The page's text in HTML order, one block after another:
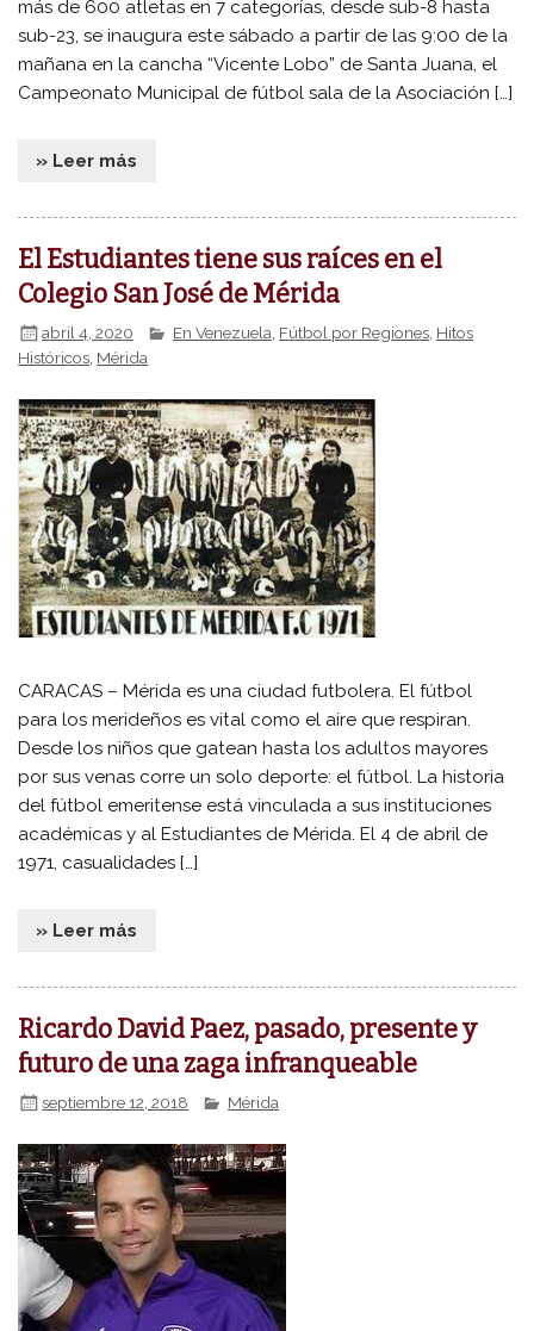
más de 600 atletas en 7 categorías, desde sub-8 hasta
sub-23, se inaugura este sábado a partir de las 9:00 de la
mañana en la cancha “Vicente Lobo” de Santa Juana, el
Campeonato Municipal de fútbol sala de la Asociación […]
» Leer más
El Estudiantes tiene sus raíces en el
Colegio San José de Mérida
abril 4, 2020 En Venezuela Fútbol por Regiones Hitos
Históricos, Mérida
CARACAS – Mérida es una ciudad futbolera. El fútbol
para los merideños es vital como el aire que respiran.
Desde los niños que gatean hasta los adultos mayores
por sus venas corre un solo deporte: el fútbol. La historia
del fútbol emeritense está vinculada a sus instituciones
académicas y al Estudiantes de Mérida. El 4 de abril de
1971, casualidades […]
» Leer más
Ricardo David Paez, pasado, presente y
futuro de una zaga infranqueable
septiembre 12, 2018 Mérida